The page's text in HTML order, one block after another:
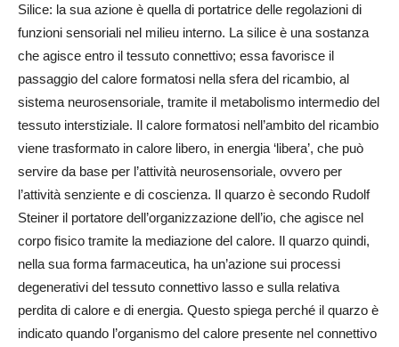
Silice: la sua azione è quella di portatrice delle regolazioni di
funzioni sensoriali nel milieu interno. La silice è una sostanza
che agisce entro il tessuto connettivo; essa favorisce il
passaggio del calore formatosi nella sfera del ricambio, al
sistema neurosensoriale, tramite il metabolismo intermedio del
tessuto interstiziale. Il calore formatosi nell’ambito del ricambio
viene trasformato in calore libero, in energia ‘libera’, che può
servire da base per l’attività neurosensoriale, ovvero per
l’attività senziente e di coscienza. Il quarzo è secondo Rudolf
Steiner il portatore dell’organizzazione dell’io, che agisce nel
corpo fisico tramite la mediazione del calore. Il quarzo quindi,
nella sua forma farmaceutica, ha un’azione sui processi
degenerativi del tessuto connettivo lasso e sulla relativa
perdita di calore e di energia. Questo spiega perché il quarzo è
indicato quando l’organismo del calore presente nel connettivo